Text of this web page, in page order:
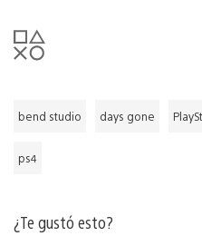
bend studio days gone
ps4
¿Te gustó esto?